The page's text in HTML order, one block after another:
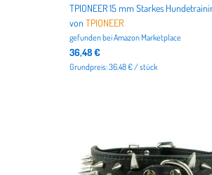
vonTPIONEER
gefunden beiAmazon Marketplace
36,48 €
Grundpreis: 36.48 € / stück